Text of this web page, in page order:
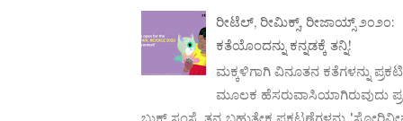
ರೀಟೆಲ್, ರೀಮಿಕ್ಸ್, ರೀಜಾಯ್ಸ್ ೨೦೨೦:
ಕತೆಯೊಂದನ್ನು ಕನ್ನಡಕ್ಕೆ ತನ್ನಿ!
ಮಕ್ಕಳಿಗಾಗಿ ವಿನೂತನ ಕತೆಗಳನ್ನು
ಮೂಲಕ ಹೆಸರುವಾಸಿಯಾಗಿರುವುದು
ಬುಕ್ಸ್ ಸಂಸ್ಥೆ. ತನ್ನ ಬಹುತೇಕ ಪ್ರಕಟಣೆಗಳನ್ನು